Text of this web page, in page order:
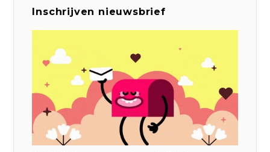
Inschrijven nieuwsbrief